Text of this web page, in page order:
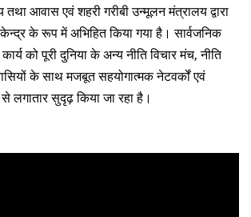
आवास एवं शहरी गरीबी उन्‍मूलन मंत्रालय द्वारा
केन्‍द्र के रूप में अभिहित किया गया है। सार्वजनिक
को पूरी दुनिया के अन्‍य नीति विचार मंच, नीति
के साथ मजबूत सहयोगात्‍मक नेटवर्कों एवं
लगातार सुदृढ़ किया जा रहा है।